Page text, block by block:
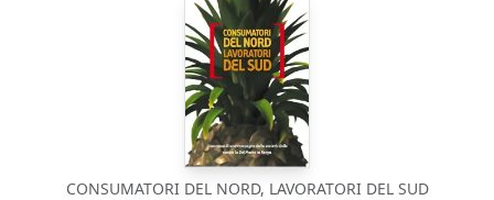
CONSUMATORI DEL NORD, LAVORATORI DEL SUD